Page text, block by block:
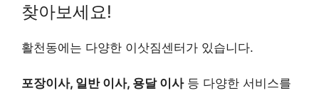
찾아보세요!
활천동에는 다양한 이삿짐센터가 있습니다.
포장이사, 일반 이사, 용달 이사등 다양한 서비스를